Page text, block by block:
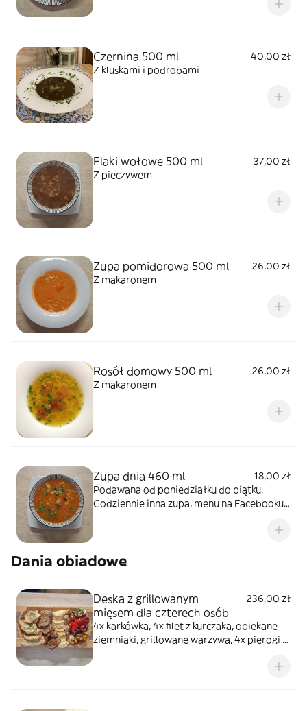
Czernina 500 ml
40,00 zł
Z kluskami i podrobami
Flaki wołowe 500 ml
37,00 zł
Z pieczywem
Zupa pomidorowa 500 ml
26,00 zł
Z makaronem
Rosół domowy 500 ml
26,00 zł
Z makaronem
Zupa dnia 460 ml
18,00 zł
Podawana od poniedziałku do piątku.
Codziennie inna zupa, menu na Facebooku.
Dania obiadowe
Deska z grillowanym
mięsem dla czterech osób
236,00 zł
4x karkówka, 4x filet z kurczaka, opiekane
ziemniaki, grillowane warzywa, 4x pierogi z